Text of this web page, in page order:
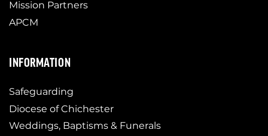
Mission Partners
APCM
INFORMATION
Safeguarding
Diocese of Chichester
Weddings, Baptisms & Funerals